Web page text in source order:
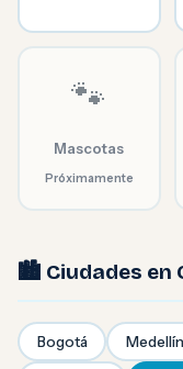
🐾
Mascotas
Próximamente
🏙️ Ciudades en
Bogotá Medellín